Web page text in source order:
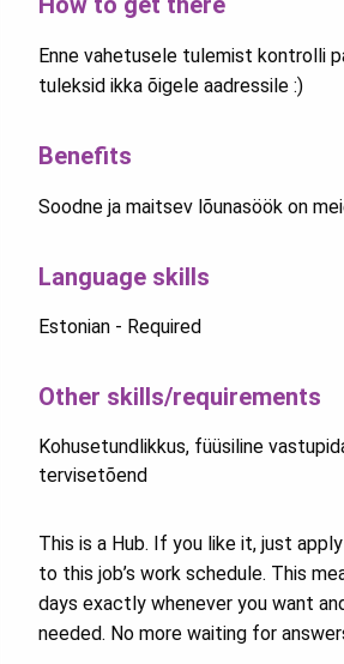
Enne vahetusele tulemist kontrolli
tuleksid ikka õigele aadressile :)
Benefits
Soodne ja maitsev lõunasöök on
Language skills
Estonian - Required
Other skills/requirements
Kohusetundlikkus, füüsiline
tervisetõend
This is a Hub. If you like it, just
to this job’s work schedule. This
days exactly whenever you want
needed. No more waiting for